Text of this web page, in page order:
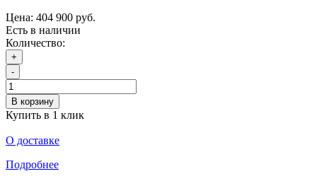
Цена: 404 900 руб.
Есть в наличии
Количество:
+
-
В корзину
Купить в 1 клик
О доставке
Подробнее